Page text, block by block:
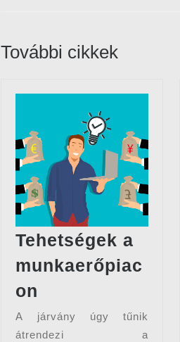
További cikkek
Tehetségek a
munkaerőpiac
on
a
munkaerőpiacon
A járvány úgy tűnik
átrendezi a